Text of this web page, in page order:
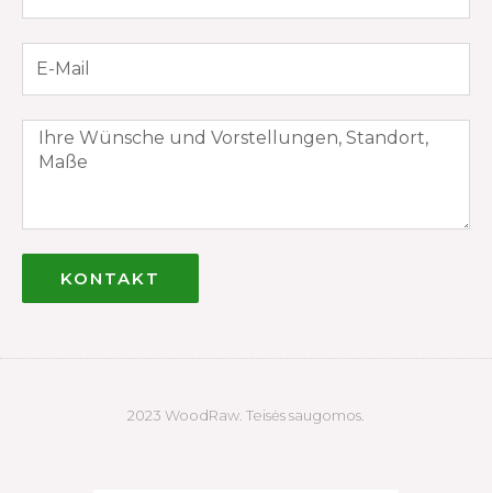
KONTAKT
2023 WoodRaw. Teisės saugomos.